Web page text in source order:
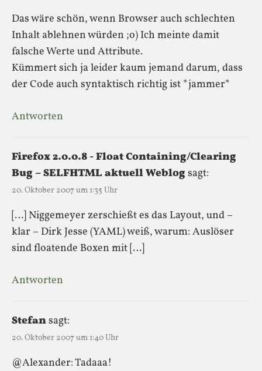
Das wäre schön, wenn Browser auch schlechten
Inhalt ablehnen würden ;o) Ich meinte damit
falsche Werte und Attribute.
Kümmert sich ja leider kaum jemand darum, dass
der Code auch syntaktisch richtig ist *jammer*
Antworten
Firefox 2.0.0.8 - Float Containing/Clearing
Bug – SELFHTML aktuell Weblogsagt:
20. Oktober 2007 um 1:35 Uhr
[…] Niggemeyer zerschießt es das Layout, und –
klar – Dirk Jesse (YAML) weiß, warum: Auslöser
sind floatende Boxen mit […]
Antworten
Stefansagt:
20. Oktober 2007 um 1:40 Uhr
@Alexander: Tadaaa!